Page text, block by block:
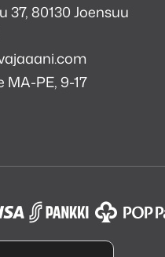
37, 80130 Joensuu
MA-PE, 9-17